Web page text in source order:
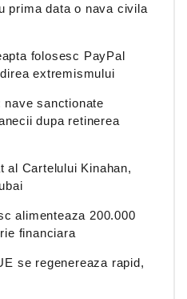
prima data o nava civila
folosesc PayPal
extremismului
nave sanctionate
dupa retinerea
al Cartelului Kinahan,
alimenteaza 200.000
financiara
se regenereaza rapid,